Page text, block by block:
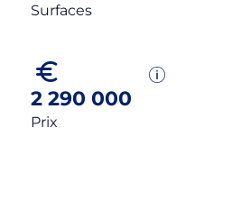
Surfaces
2 290 000
Prix